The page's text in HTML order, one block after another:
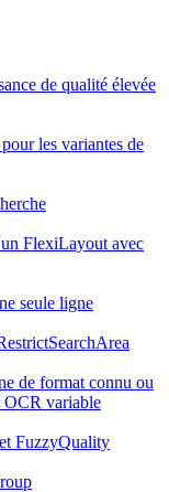
de qualité élevée
les variantes de
FlexiLayout avec
seule ligne
de format connu ou
OCR variable
FuzzyQuality